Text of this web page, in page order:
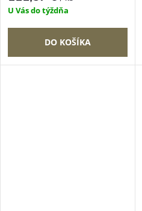
U Vás do týždňa
DO KOŠÍKA